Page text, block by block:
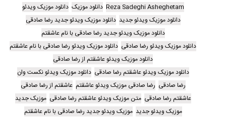
Reza Sadeghi Asheghetam دانلود موزیک دانلود موزیک ویدئو
دانلود موزیک ویدئو جدید دانلود موزیک ویدئو جدید رضا صادقی
دانلود موزیک ویدئو جدید رضا صادقی با نام عاشقتم
دانلود موزیک ویدئو رضا صادقی دانلود موزیک ویدئو رضا صادقی با نام عاشقتم
دانلود موزیک ویدئو عاشقتم از رضا صادقی
دانلود موزیک ویدئو عاشقتم رضا صادقی دانلود موزیک ویدئو نکست وان
رضا صادقی رضا صادقی موزیک ویدئو عاشقتم عاشقتم از رضا صادقی
عاشقتم رضا صادقی متن موزیک ویدئو عاشقتم رضا صادقی موزیک جدید
موزیک ویدئو جدید موزیک ویدئو جدید رضا صادقی با نام عاشقتم